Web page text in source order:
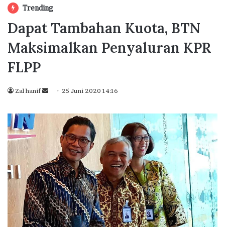
Trending
Dapat Tambahan Kuota, BTN
Maksimalkan Penyaluran KPR
FLPP
Zal hanif
Send
email
25 Juni 2020 14:16